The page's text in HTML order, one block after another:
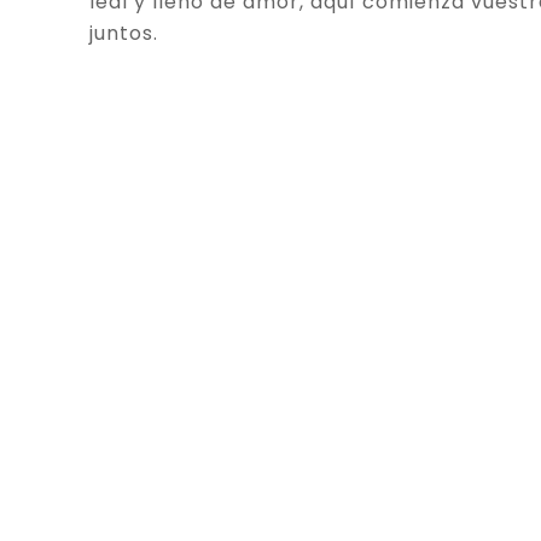
juntos.